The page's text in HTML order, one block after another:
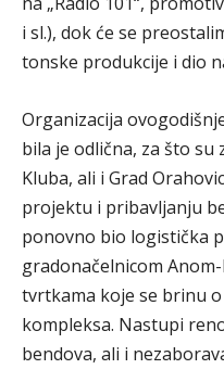
i sl.), dok će se
tonske produkcije i dio
Organizacija
bila je odlična, za što su
Kluba, ali i Grad
projektu i pribavljanju
ponovno bio logistička
gradonačelnicom
tvrtkama koje se brinu
kompleksa. Nastupi
bendova, ali i